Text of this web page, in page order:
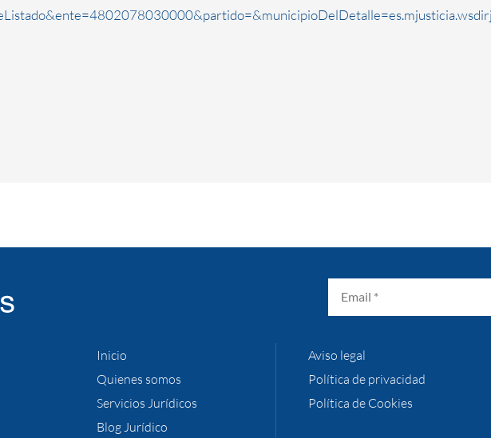
Inicio
Quienes somos
Servicios Jurídicos
Blog Jurídico
Aviso legal
Política de privacidad
Política de Cookies